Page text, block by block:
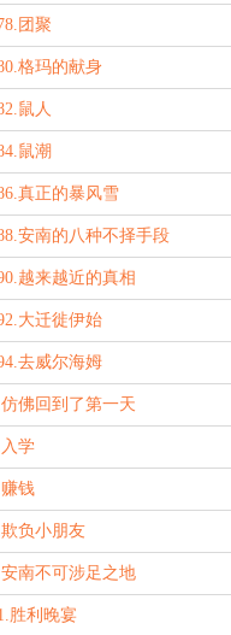
团聚
格玛的献身
鼠人
鼠潮
真正的暴风雪
安南的八种不择手段
越来越近的真相
大迁徙伊始
去威尔海姆
佛回到了第一天
学
钱
负小朋友
南不可涉足之地
胜利晚宴